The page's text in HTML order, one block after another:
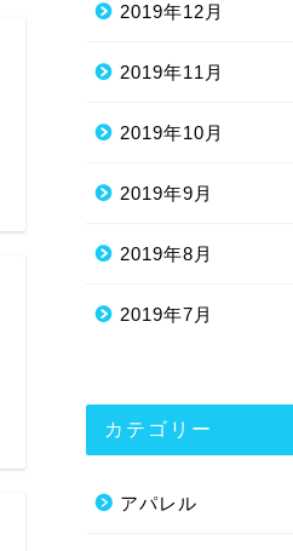
2019年12月
2019年11月
2019年10月
2019年9月
2019年8月
2019年7月
カテゴリー
アパレル